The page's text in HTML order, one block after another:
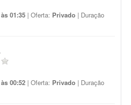
01:35 | Oferta: Privado | Duração
00:52 | Oferta: Privado | Duração